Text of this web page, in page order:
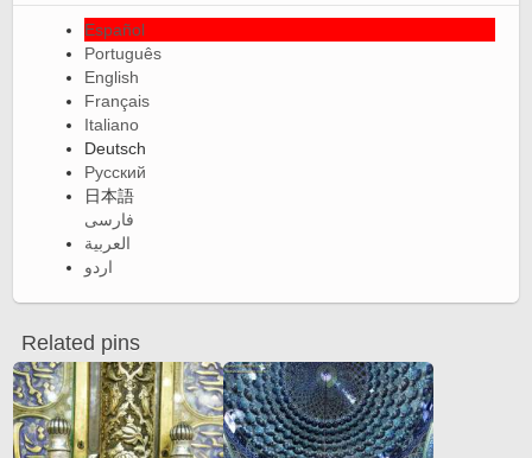
Español
Português
English
Français
Italiano
Deutsch
Русский
日本語
فارسی
العربية
اردو
Related pins